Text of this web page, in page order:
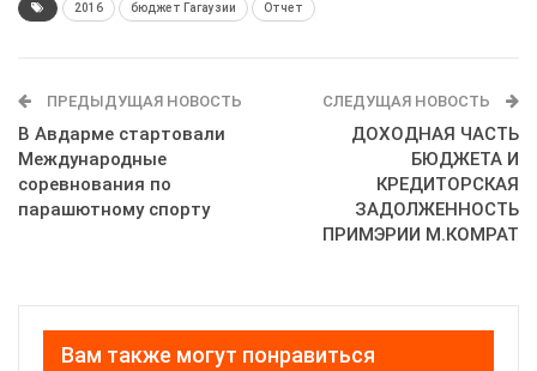
2016 бюджет Гагаузии Отчет
ПРЕДЫДУЩАЯ НОВОСТЬ
В Авдарме стартовали
Международные
соревнования по
парашютному спорту
СЛЕДУЩАЯ НОВОСТЬ
ДОХОДНАЯ ЧАСТЬ
БЮДЖЕТА И
КРЕДИТОРСКАЯ
ЗАДОЛЖЕННОСТЬ
ПРИМЭРИИ М.КОМРАТ
Вам также могут понравиться